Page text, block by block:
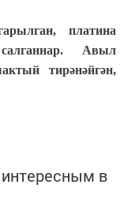
платина
Авыл
тирәнәйгән,
в